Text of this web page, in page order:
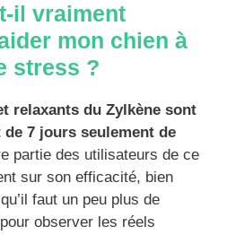
il vraiment
mon chien à
stress ?
relaxants du Zylkène sont
7 jours seulement de
partie des utilisateurs de ce
sur son efficacité, bien
faut un peu plus de
observer les réels